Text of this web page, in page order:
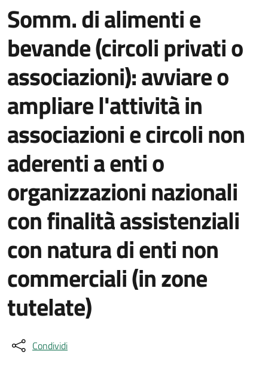
Somm. di alimenti e
bevande (circoli privati o
associazioni): avviare o
ampliare l'attività in
associazioni e circoli non
aderenti a enti o
organizzazioni nazionali
con finalità assistenziali
con natura di enti non
commerciali (in zone
tutelate)
Condividi